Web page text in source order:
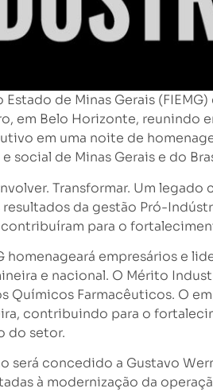
de Minas Gerais
em Belo Horizonte, reunindo
em uma noite de
social de Minas Gerais e do
Transformar. Um
da gestão Pró-
para o
homenageará empresários e
e nacional. O Mérito
Químicos Farmacêuticos. O
contribuindo para o
do setor.
concedido a Gustavo
à modernização da